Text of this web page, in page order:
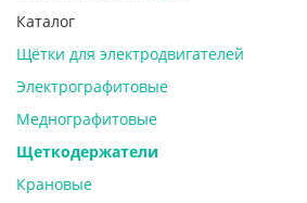
Каталог
Щётки для электродвигателей
Электрографитовые
Меднографитовые
Щеткодержатели
Крановые